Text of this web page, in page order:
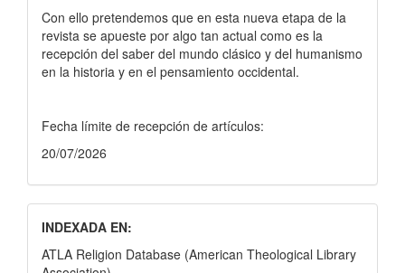
Con ello pretendemos que en esta nueva etapa de la
revista se apueste por algo tan actual como es la
recepción del saber del mundo clásico y del humanismo
en la historia y en el pensamiento occidental.
Fecha límite de recepción de artículos:
20/07/2026
INDEXADA EN:
ATLA Religion Database (American Theological Library